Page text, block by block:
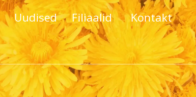
Uudised Filiaalid
Kontakt